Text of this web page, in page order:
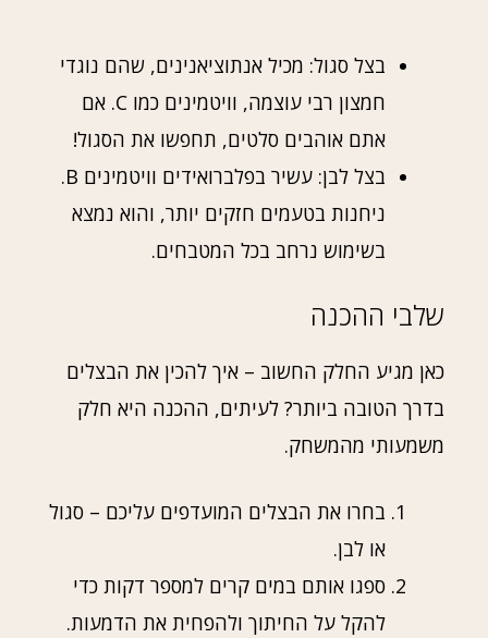
בצל סגול: מכיל אנתוציאנינים, שהם נוגדי
חמצון רבי עוצמה, וויטמינים כמו C. אם
אתם אוהבים סלטים, תחפשו את הסגול!
בצל לבן: עשיר בפלברואידים וויטמינים B.
ניחנות בטעמים חזקים יותר, והוא נמצא
בשימוש נרחב בכל המטבחים.
שלבי ההכנה
כאן מגיע החלק החשוב – איך להכין את הבצלים
בדרך הטובה ביותר? לעיתים, ההכנה היא חלק
משמעותי מהמשחק.
בחרו את הבצלים המועדפים עליכם – סגול
או לבן.
ספגו אותם במים קרים למספר דקות כדי
להקל על החיתוך ולהפחית את הדמעות.